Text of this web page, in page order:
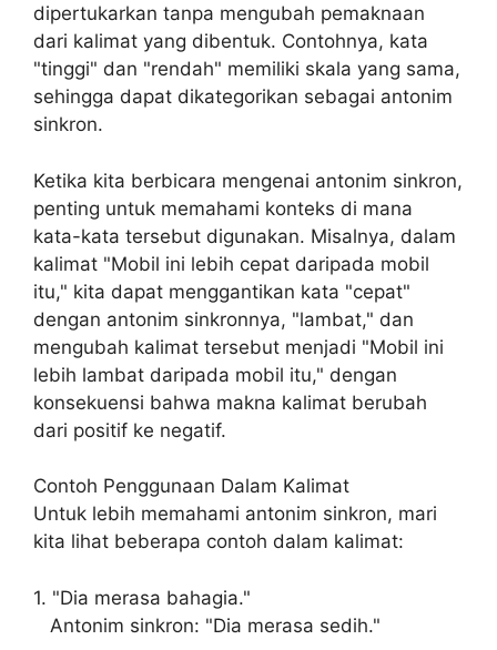
dipertukarkan tanpa mengubah pemaknaan
dari kalimat yang dibentuk. Contohnya, kata
"tinggi" dan "rendah" memiliki skala yang sama,
sehingga dapat dikategorikan sebagai antonim
sinkron.
Ketika kita berbicara mengenai antonim sinkron,
penting untuk memahami konteks di mana
kata-kata tersebut digunakan. Misalnya, dalam
kalimat "Mobil ini lebih cepat daripada mobil
itu," kita dapat menggantikan kata "cepat"
dengan antonim sinkronnya, "lambat," dan
mengubah kalimat tersebut menjadi "Mobil ini
lebih lambat daripada mobil itu," dengan
konsekuensi bahwa makna kalimat berubah
dari positif ke negatif.
Contoh Penggunaan Dalam Kalimat
Untuk lebih memahami antonim sinkron, mari
kita lihat beberapa contoh dalam kalimat:
1. "Dia merasa bahagia."
Antonim sinkron: "Dia merasa sedih."